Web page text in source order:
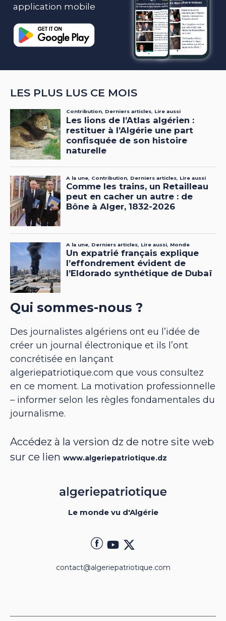
application mobile
LES PLUS LUS CE MOIS
Qui sommes-nous ?
Des journalistes algériens ont eu l’idée de
créer un journal électronique et ils l’ont
concrétisée en lançant
algeriepatriotique.com que vous consultez
en ce moment. La motivation professionnelle
– informer selon les règles fondamentales du
journalisme.
Accédez à la version dz de notre site web
sur ce lien www.algeriepatriotique.dz
Le monde vu d'Algérie
contact@algeriepatriotique.com